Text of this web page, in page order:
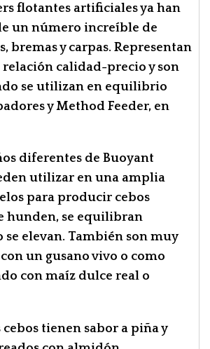
flotantes artificiales ya han
un número increíble de
bremas y carpas. Representan
relación calidad-precio y son
se utilizan en equilibrio
y Method Feeder, en
diferentes de Buoyant
utilizar en una amplia
para producir cebos
hunden, se equilibran
elevan. También son muy
un gusano vivo o como
con maíz dulce real o
cebos tienen sabor a piña y